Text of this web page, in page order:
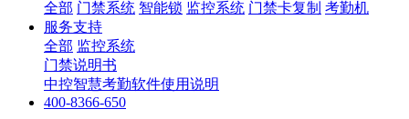
全部 门禁系统 智能锁 监控系统 门禁卡复制 考勤机
服务支持
全部 监控系统
门禁说明书
中控智慧考勤软件使用说明
400-8366-650